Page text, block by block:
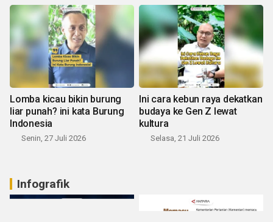
Lomba kicau bikin burung
liar punah? ini kata Burung
Indonesia
Senin, 27 Juli 2026
Ini cara kebun raya dekatkan
budaya ke Gen Z lewat
kultura
Selasa, 21 Juli 2026
Infografik